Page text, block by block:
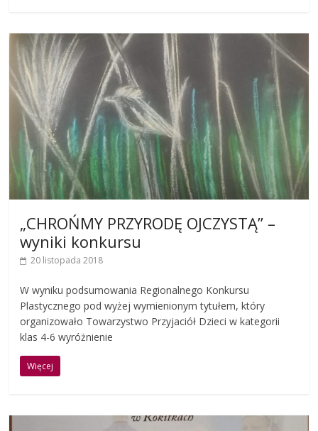
„CHROŃMY PRZYRODĘ OJCZYSTĄ” –
wyniki konkursu
20 listopada 2018
W wyniku podsumowania Regionalnego Konkursu
Plastycznego pod wyżej wymienionym tytułem, który
organizowało Towarzystwo Przyjaciół Dzieci w kategorii
klas 4-6 wyróżnienie
Więcej